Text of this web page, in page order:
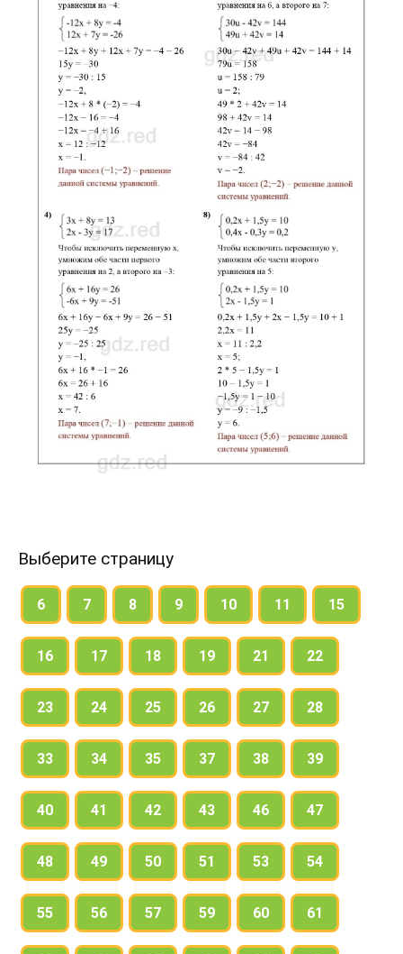
Выберите страницу
6 7 8 9 10 11 15
16 17 18 19 21 22
23 24 25 26 27 28
33 34 35 37 38 39
40 41 42 43 46 47
48 49 50 51 53 54
55 56 57 59 60 61